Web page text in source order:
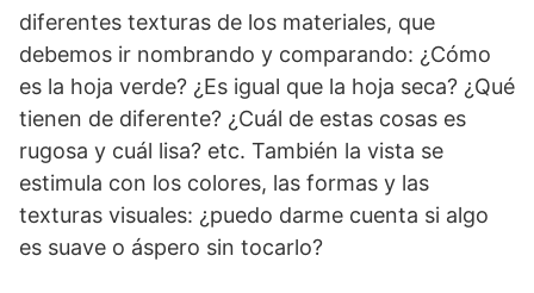
diferentes texturas de los materiales, que
debemos ir nombrando y comparando: ¿Cómo
es la hoja verde? ¿Es igual que la hoja seca? ¿Qué
tienen de diferente? ¿Cuál de estas cosas es
rugosa y cuál lisa? etc. También la vista se
estimula con los colores, las formas y las
texturas visuales: ¿puedo darme cuenta si algo
es suave o áspero sin tocarlo?